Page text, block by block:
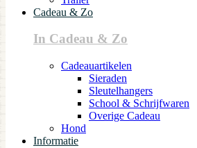
Cadeau & Zo
In Cadeau & Zo
Cadeauartikelen
Sieraden
Sleutelhangers
School & Schrijfwaren
Overige Cadeau
Hond
Informatie